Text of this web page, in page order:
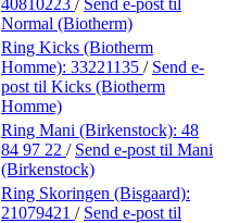
Normal (Biotherm)
Ring Kicks (Biotherm
Homme): 33221135 / Send e-
post til Kicks (Biotherm
Homme)
Ring Mani (Birkenstock): 48
84 97 22 / Send e-post til Mani
(Birkenstock)
Ring Skoringen (Bisgaard):
21079421 / Send e-post til